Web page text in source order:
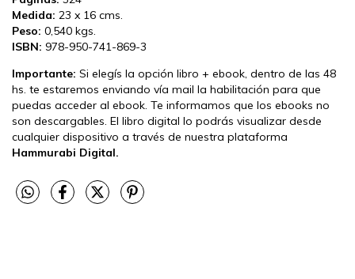
Medida: 23 x 16 cms.
Peso: 0,540 kgs.
ISBN: 978-950-741-869-3
Importante: Si elegís la opción libro + ebook, dentro de las 48
hs. te estaremos enviando vía mail la habilitación para que
puedas acceder al ebook. Te informamos que los ebooks no
son descargables. El libro digital lo podrás visualizar desde
cualquier dispositivo a través de nuestra plataforma
Hammurabi Digital.